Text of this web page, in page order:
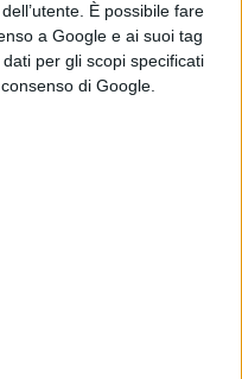
È possibile fare
a Google e ai suoi tag
per gli scopi specificati
di Google.
di locali ed
risulteranno in
e con probabili